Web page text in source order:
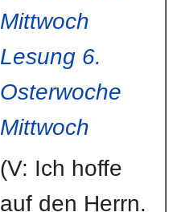
Mittwoch
Lesung 6.
Osterwoche
Mittwoch
(V: Ich hoffe
auf den Herrn.